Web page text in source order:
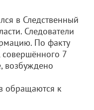
в Следственный
Следователи
По факту
совершённого 7
возбуждено
обращаются к